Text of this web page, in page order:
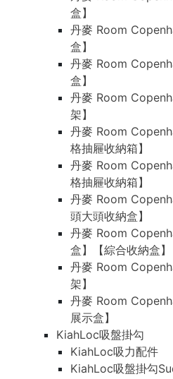
盒】
丹麥 Room
盒】
丹麥 Room
盒】
丹麥 Room
架】
丹麥 Room
格抽屜收納箱】
丹麥 Room
格抽屜收納箱】
丹麥 Room
頭大頭收納盒】
丹麥 Room
盒】【綜合收納盒】
丹麥 Room
架】
丹麥 Room
展示盒】
KiahLoc吸盤掛勾
KiahLoc吸力配件
KiahLoc吸盤掛勾